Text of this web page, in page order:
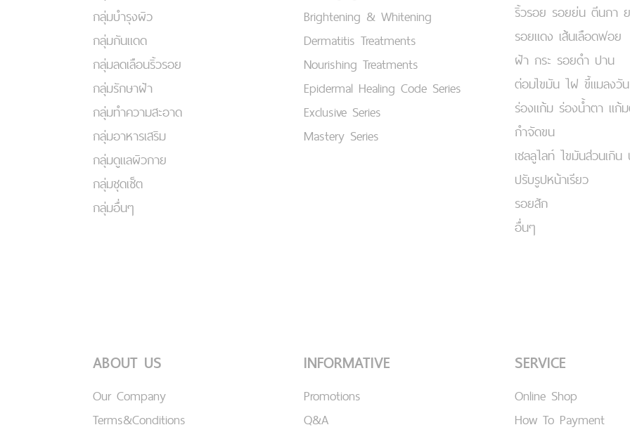
กลุ่มบำรุงผิว
กลุ่มกันแดด
กลุ่มลดเลือนริ้วรอย
กลุ่มรักษาฝ้า
กลุ่มทำความสะอาด
กลุ่มอาหารเสริม
กลุ่มดูแลผิวกาย
กลุ่มชุดเซ็ต
กลุ่มอื่นๆ
Brightening & Whitening
Dermatitis Treatments
Nourishing Treatments
Epidermal Healing Code Series
Exclusive Series
Mastery Series
ริ้วรอย รอยย่น ตีนกา
รอยแดง เส้นเลือดฟอย
ฝ้า กระ รอยดำ ปาน
ต่อมไขมัน ไฝ ขี้แมลงวั
ร่องแก้ม ร่องน้ำตา แก้
กำจัดขน
เชลลูไลท์ ไขมันส่วนเกิน
ปรับรูปหน้าเรียว
รอยสัก
อื่นๆ
ABOUT US
Our Company
Terms&Conditions
INFORMATIVE
Promotions
Q&A
SERVICE
Online Shop
How To Payment